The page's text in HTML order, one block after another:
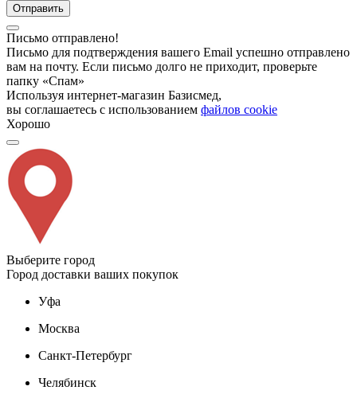
Отправить
Письмо отправлено!
Письмо для подтверждения вашего Email успешно отправлено
вам на почту. Если письмо долго не приходит, проверьте
папку «Спам»
Используя интернет-магазин Базисмед,
вы соглашаетесь с использованием файлов cookie
Хорошо
Выберите город
Город доставки ваших покупок
Уфа
Москва
Санкт-Петербург
Челябинск